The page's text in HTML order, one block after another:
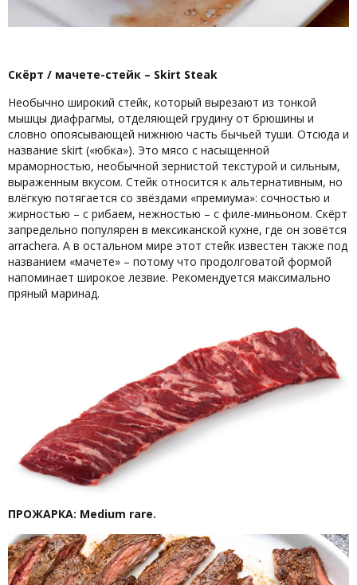
Скёрт / мачете-стейк – Skirt Steak
Необычно широкий стейк, который вырезают из тонкой
мышцы диафрагмы, отделяющей грудину от брюшины и
словно опоясывающей нижнюю часть бычьей туши. Отсюда и
название skirt («юбка»). Это мясо с насыщенной
мраморностью, необычной зернистой текстурой и сильным,
выраженным вкусом. Стейк относится к альтернативным, но
влёгкую потягается со звёздами «премиума»: сочностью и
жирностью – с рибаем, нежностью – с филе-миньоном. Скёрт
запредельно популярен в мексиканской кухне, где он зовётся
arrachera. А в остальном мире этот стейк известен также под
названием «мачете» – потому что продолговатой формой
напоминает широкое лезвие. Рекомендуется максимально
пряный маринад.
ПРОЖАРКА: Medium rare.